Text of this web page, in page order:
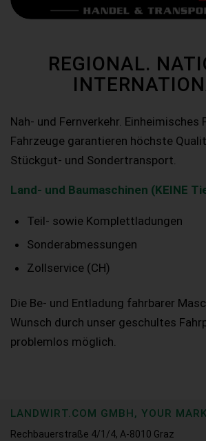
REGIONAL.
Nah- und Fernverkehr. Einheimisches
Fahrzeuge garantieren höchste
Stückgut- und Sondertransport.
Land- und Baumaschinen (KEINE
Teil- sowie Komplettladungen
Sonderabmessungen
Zollservice (CH)
Die Be- und Entladung fahrbarer
Wunsch durch unser geschultes
problemlos möglich.
LANDWIRT.COM GMBH, YOUR
Rechbauerstraße 4/1/4, A-8010 Graz